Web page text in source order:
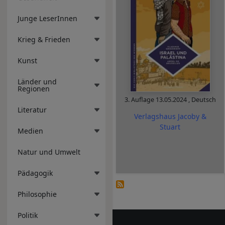
Junge LeserInnen
Krieg & Frieden
Kunst
Länder und
Regionen
Literatur
Medien
Natur und Umwelt
Pädagogik
Philosophie
Politik
3. Auflage 13.05.2024 , Deutsch
Verlagshaus Jacoby &
Stuart